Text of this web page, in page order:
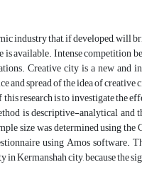
industry that, if developed,
available. Intense competition
Creative city is a new
and spread of the idea of
research is to investigate
is descriptive-analytical
size was determined using
using Amos
Kermanshah city, because the